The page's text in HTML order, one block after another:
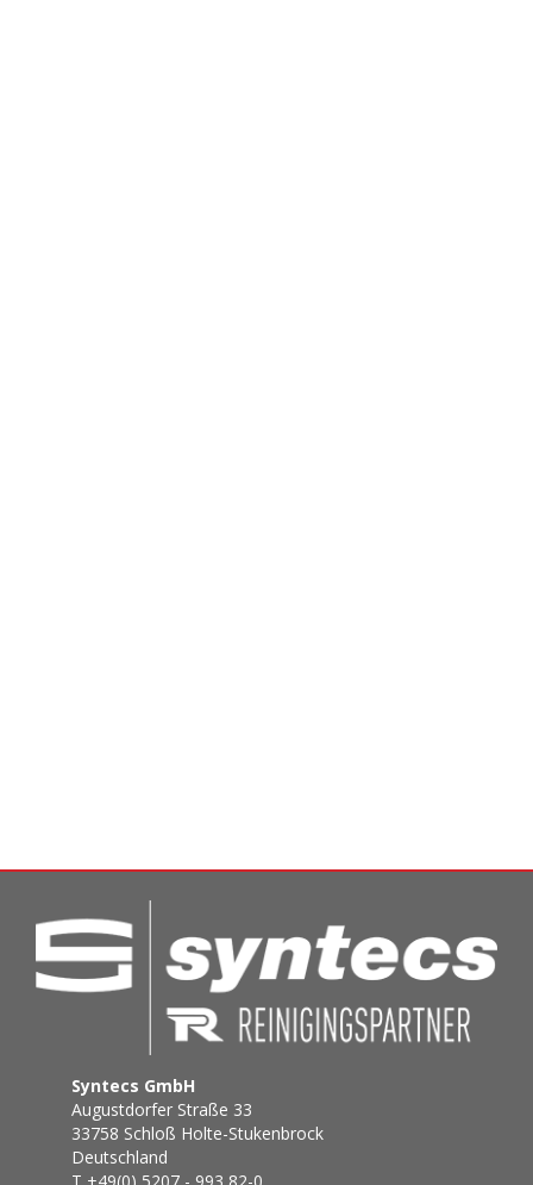
Syntecs GmbH
Augustdorfer Straße 33
33758 Schloß Holte-Stukenbrock
Deutschland